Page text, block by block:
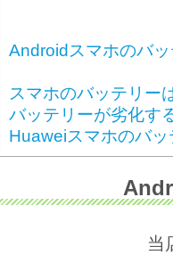
Androidスマホのバ
スマホのバッテリー
バッテリーが劣化す
Huaweiスマホのバ
当